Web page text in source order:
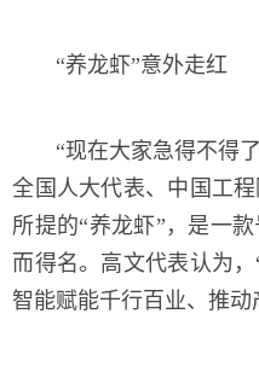
“养龙虾”意外走红
“现在大家急得不得
全国人大代表、中国工
所提的“养龙虾”，是一
而得名。高文代表认为
智能赋能千行百业、推动